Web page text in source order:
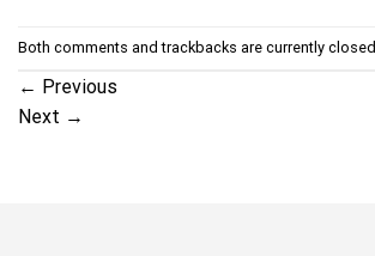
Both comments and trackbacks are currently closed.
← Previous
Next →